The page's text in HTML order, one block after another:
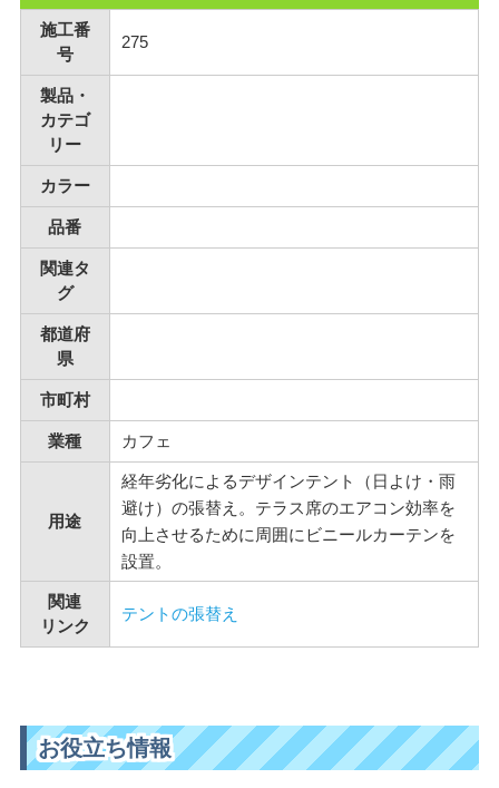
施工番
号
275
製品・
カテゴ
リー
カラー
品番
関連タ
グ
都道府
県
市町村
業種 カフェ
用途
経年劣化によるデザインテント（日よけ・雨
避け）の張替え。テラス席のエアコン効率を
向上させるために周囲にビニールカーテンを
設置。
関連
リンク
テントの張替え
お役立ち情報